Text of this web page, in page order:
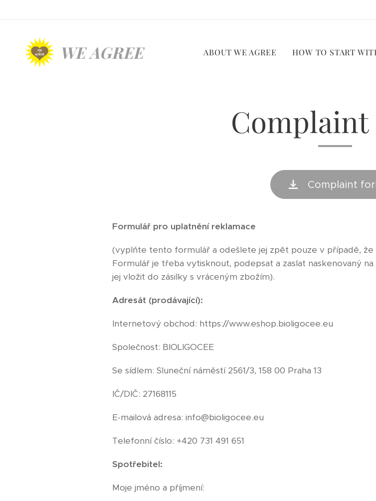
WE AGREE ABOUT WE AGREE HOW TO START
Complaint
Formulář pro uplatnění reklamace
(vyplňte tento formulář a odešlete jej zpět pouze v případě,
Formulář je třeba vytisknout, podepsat a zaslat naskenovaný
jej vložit do zásilky s vráceným zbožím).
Adresát (prodávající):
Internetový obchod: https://www.eshop.bioligocee.eu
Společnost: BIOLIGOCEE
Se sídlem: Sluneční náměstí 2561/3, 158 00 Praha 13
IČ/DIČ: 27168115
E-mailová adresa: info@bioligocee.eu
Telefonní číslo: +420 731 491 651
Spotřebitel:
Moje jméno a příjmení: